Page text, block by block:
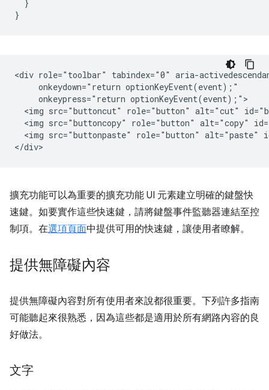
}
}
<div role="toolbar" tabindex="0" aria-
     onkeydown="return optionKeyEvent(event);"
     onkeypress="return optionKeyEvent(event);">
<img src="buttoncut" role="button" alt="cut"
<img src="buttoncopy" role="button" alt="copy"
<img src="buttonpaste" role="button" alt="paste"
擴充功能可以為重要的擴充功能 UI 元素建立明確的鍵盤快
速鍵。如要實作這些快速鍵，請將鍵盤事件監聽器連結至控
制項。在選項頁面中提供可用的快速鍵，讓使用者瞭解。
提供無障礙內容
提供無障礙內容對所有使用者來說都很重要。下列許多指南
可能聽起來很熟悉，因為這些都是適用於所有網路內容的良
好做法。
文字